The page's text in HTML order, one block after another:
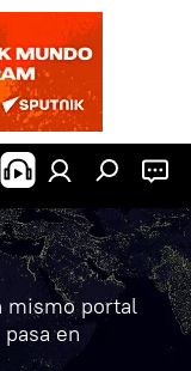
mismo portal
en